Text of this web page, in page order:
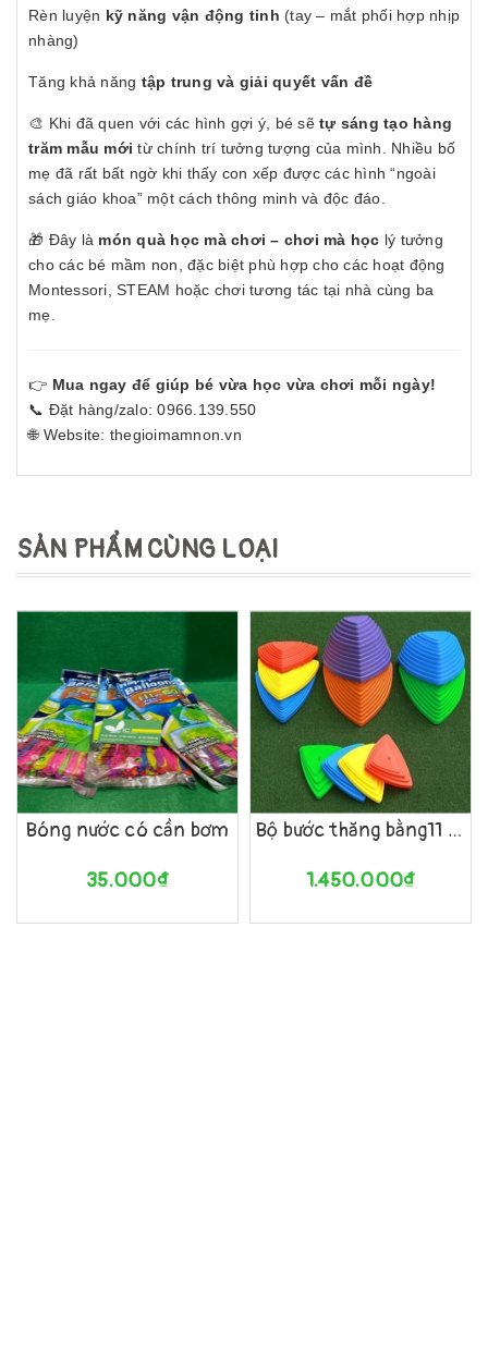
Rèn luyện kỹ năng vận động tinh (tay – mắt phối hợp nhịp
nhàng)
Tăng khả năng tập trung và giải quyết vấn đề
🎨 Khi đã quen với các hình gợi ý, bé sẽ tự sáng tạo hàng
trăm mẫu mới từ chính trí tưởng tượng của mình. Nhiều bố
mẹ đã rất bất ngờ khi thấy con xếp được các hình “ngoài
sách giáo khoa” một cách thông minh và độc đáo.
🎁 Đây là món quà học mà chơi – chơi mà học lý tưởng
cho các bé mầm non, đặc biệt phù hợp cho các hoạt động
Montessori, STEAM hoặc chơi tương tác tại nhà cùng ba
mẹ.
👉 Mua ngay để giúp bé vừa học vừa chơi mỗi ngày!
📞 Đặt hàng/zalo: 0966.139.550
🌐 Website: thegioimamnon.vn
SẢN PHẨM CÙNG LOẠI
Bóng nước có cần bơm
35.000₫
Bộ bước thăng bằng11 chi tiết an toàn
1.450.000₫